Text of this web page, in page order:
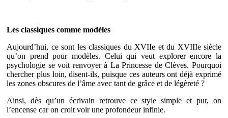
Les classiques comme modèles
Aujourd’hui, ce sont les classiques du XVIIe et du XVIIIe siècle
qu’on prend pour modèles. Celui qui veut explorer encore la
psychologie se voit renvoyer à La Princesse de Clèves. Pourquoi
chercher plus loin, disent-ils, puisque ces auteurs ont déjà exprimé
les zones obscures de l’âme avec tant de grâce et de légèreté ?
Ainsi, dès qu’un écrivain retrouve ce style simple et pur, on
l’encense car on croit voir une profondeur infinie.